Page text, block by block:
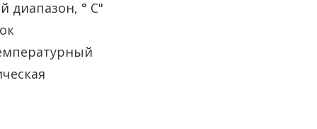
диапазон, ° С"